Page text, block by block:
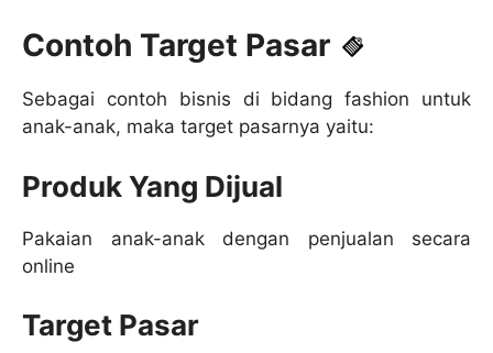
Contoh Target Pasar
Sebagai contoh bisnis di bidang fashion untuk
anak-anak, maka target pasarnya yaitu:
Produk Yang Dijual
Pakaian anak-anak dengan penjualan secara
online
Target Pasar